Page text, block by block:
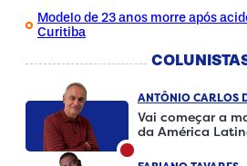
Modelo de 23 anos morre após
Curitiba
ANTÔNIO CARLOS
Vai começar a
da América